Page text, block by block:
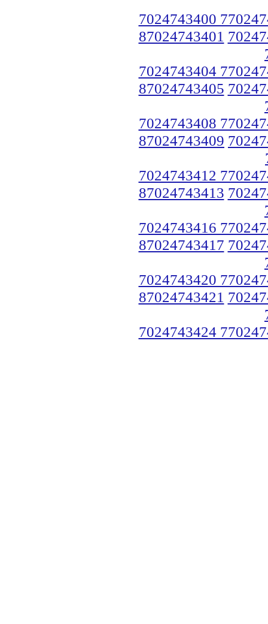
7024743400
87024743401
7024743404
87024743405
7024743408
87024743409
7024743412
87024743413
7024743416
87024743417
7024743420
87024743421
7024743424